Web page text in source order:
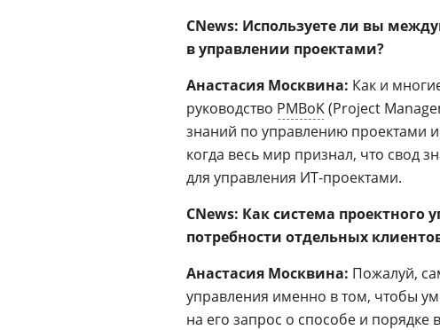
CNews: Используете ли вы
в управлении проектами?
Анастасия Москвина: Как и
руководство PMBoK(Project
знаний по управлению проектами
когда весь мир признал, что свод
для управления ИТ-проектами.
CNews: Как система
потребности отдельных
Анастасия Москвина: Пожалуй,
управления именно в том, чтобы
на его запрос о способе и порядке